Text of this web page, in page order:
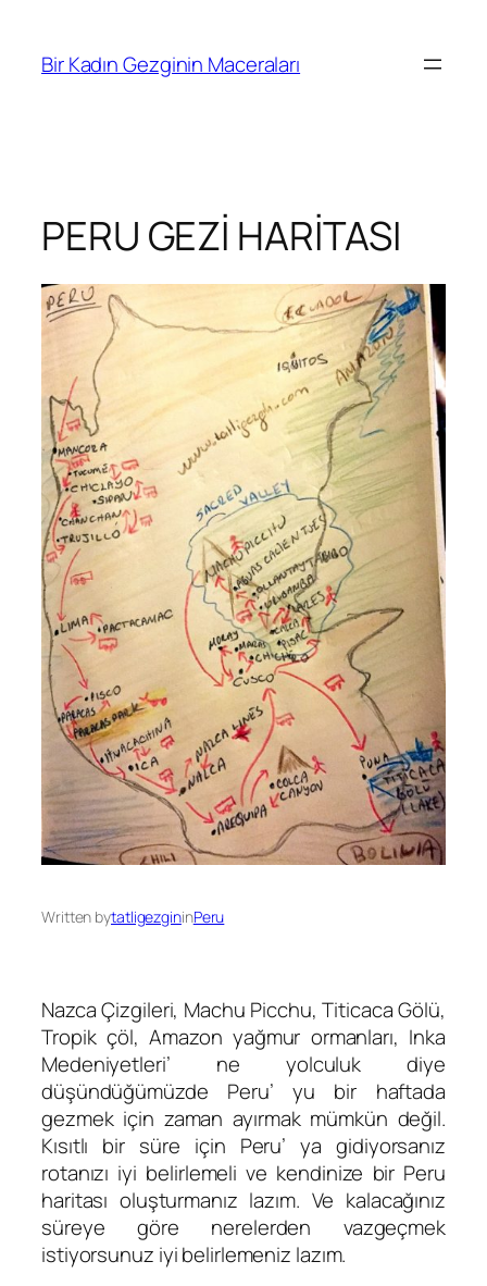
Bir Kadın Gezginin Maceraları
PERU GEZİ HARİTASI
Written bytatligezgininPeru
Nazca Çizgileri, Machu Picchu, Titicaca Gölü,
Tropik çöl, Amazon yağmur ormanları, Inka
Medeniyetleri’ ne yolculuk diye
düşündüğümüzde Peru’ yu bir haftada
gezmek için zaman ayırmak mümkün değil.
Kısıtlı bir süre için Peru’ ya gidiyorsanız
rotanızı iyi belirlemeli ve kendinize bir Peru
haritası oluşturmanız lazım. Ve kalacağınız
süreye göre nerelerden vazgeçmek
istiyorsunuz iyi belirlemeniz lazım.